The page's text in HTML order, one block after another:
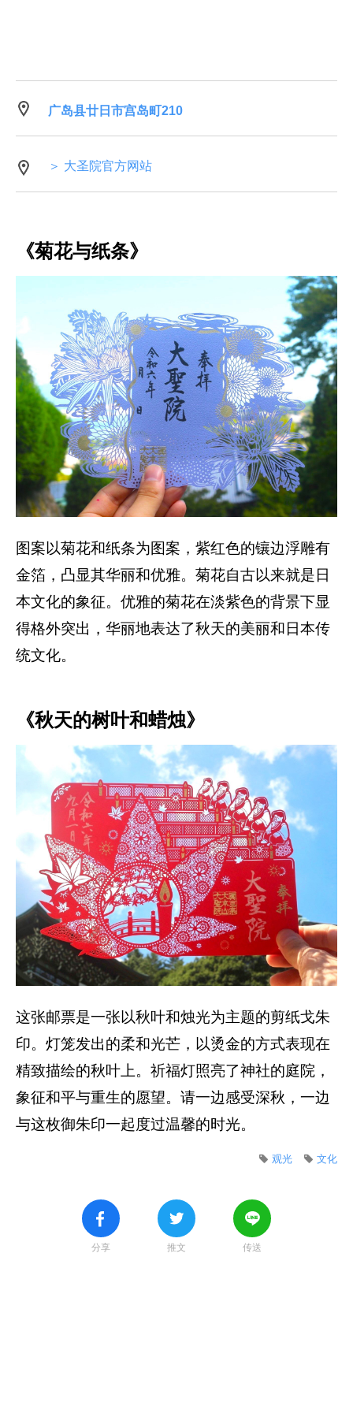
广岛县廿日市宫岛町210
＞ 大圣院官方网站
《菊花与纸条》
图案以菊花和纸条为图案，紫红色的镶边浮雕有
金箔，凸显其华丽和优雅。菊花自古以来就是日
本文化的象征。优雅的菊花在淡紫色的背景下显
得格外突出，华丽地表达了秋天的美丽和日本传
统文化。
《秋天的树叶和蜡烛》
这张邮票是一张以秋叶和烛光为主题的剪纸戈朱
印。灯笼发出的柔和光芒，以烫金的方式表现在
精致描绘的秋叶上。祈福灯照亮了神社的庭院，
象征和平与重生的愿望。请一边感受深秋，一边
与这枚御朱印一起度过温馨的时光。
文化
观光
分享 推文 传送